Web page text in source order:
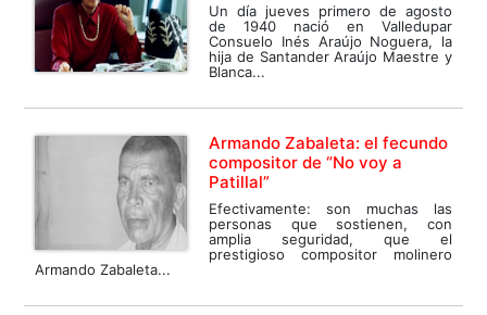
Un día jueves primero de agosto
de 1940 nació en Valledupar
Consuelo Inés Araújo Noguera, la
hija de Santander Araújo Maestre y
Blanca...
Armando Zabaleta: el fecundo
compositor de “No voy a
Patillal”
Efectivamente: son muchas las
personas que sostienen, con
amplia seguridad, que el
prestigioso compositor molinero
Armando Zabaleta...